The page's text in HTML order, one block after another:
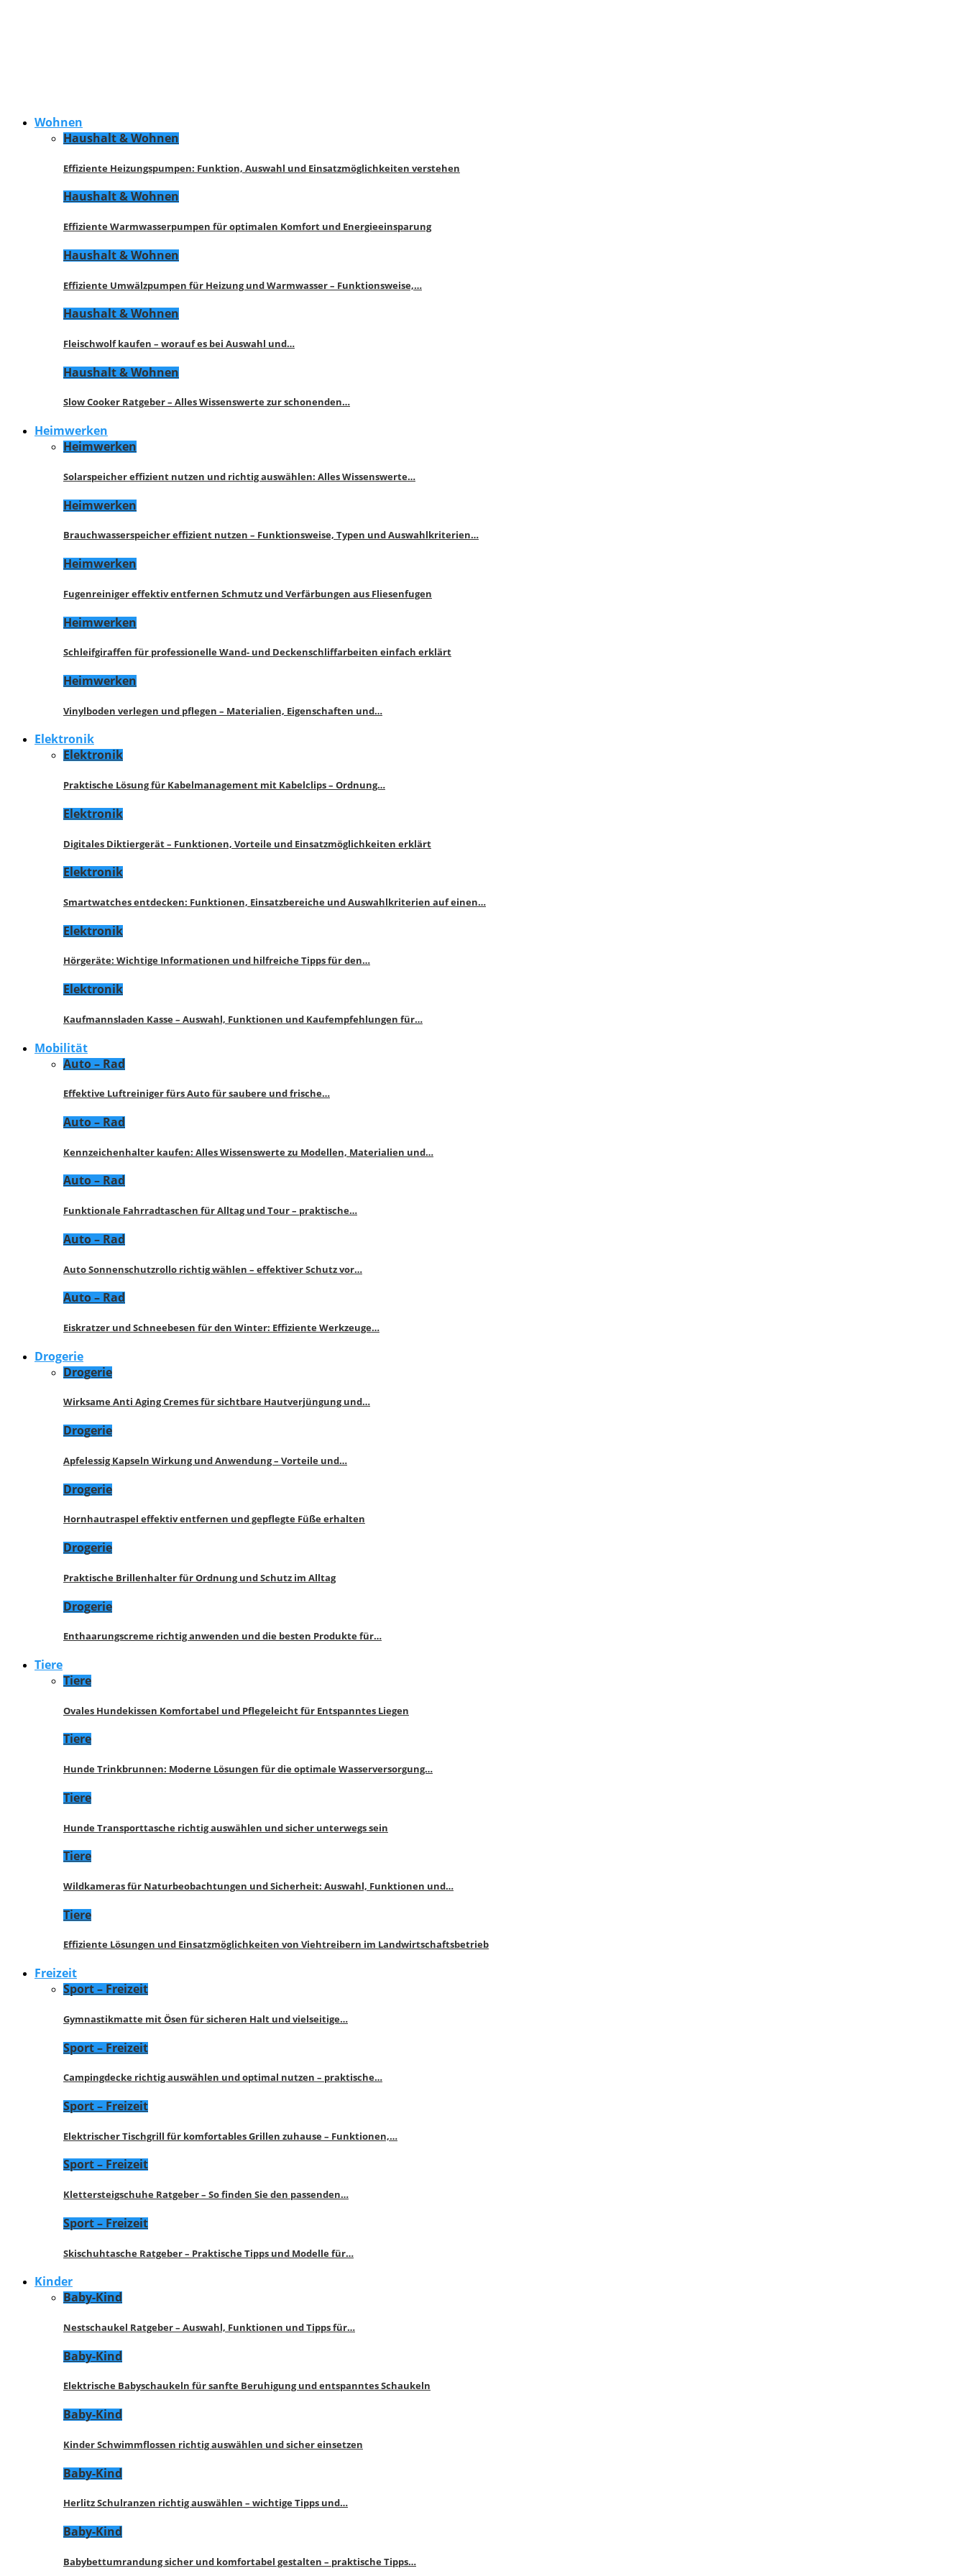
Wohnen
Haushalt & Wohnen
Effiziente Heizungspumpen: Funktion, Auswahl und Einsatzmöglichkeiten verstehen
Haushalt & Wohnen
Effiziente Warmwasserpumpen für optimalen Komfort und Energieeinsparung
Haushalt & Wohnen
Effiziente Umwälzpumpen für Heizung und Warmwasser – Funktionsweise,…
Haushalt & Wohnen
Fleischwolf kaufen – worauf es bei Auswahl und…
Haushalt & Wohnen
Slow Cooker Ratgeber – Alles Wissenswerte zur schonenden…
Heimwerken
Heimwerken
Solarspeicher effizient nutzen und richtig auswählen: Alles Wissenswerte…
Heimwerken
Brauchwasserspeicher effizient nutzen – Funktionsweise, Typen und Auswahlkriterien…
Heimwerken
Fugenreiniger effektiv entfernen Schmutz und Verfärbungen aus Fliesenfugen
Heimwerken
Schleifgiraffen für professionelle Wand- und Deckenschliffarbeiten einfach erklärt
Heimwerken
Vinylboden verlegen und pflegen – Materialien, Eigenschaften und…
Elektronik
Elektronik
Praktische Lösung für Kabelmanagement mit Kabelclips – Ordnung…
Elektronik
Digitales Diktiergerät – Funktionen, Vorteile und Einsatzmöglichkeiten erklärt
Elektronik
Smartwatches entdecken: Funktionen, Einsatzbereiche und Auswahlkriterien auf einen…
Elektronik
Hörgeräte: Wichtige Informationen und hilfreiche Tipps für den…
Elektronik
Kaufmannsladen Kasse – Auswahl, Funktionen und Kaufempfehlungen für…
Mobilität
Auto – Rad
Effektive Luftreiniger fürs Auto für saubere und frische…
Auto – Rad
Kennzeichenhalter kaufen: Alles Wissenswerte zu Modellen, Materialien und…
Auto – Rad
Funktionale Fahrradtaschen für Alltag und Tour – praktische…
Auto – Rad
Auto Sonnenschutzrollo richtig wählen – effektiver Schutz vor…
Auto – Rad
Eiskratzer und Schneebesen für den Winter: Effiziente Werkzeuge…
Drogerie
Drogerie
Wirksame Anti Aging Cremes für sichtbare Hautverjüngung und…
Drogerie
Apfelessig Kapseln Wirkung und Anwendung – Vorteile und…
Drogerie
Hornhautraspel effektiv entfernen und gepflegte Füße erhalten
Drogerie
Praktische Brillenhalter für Ordnung und Schutz im Alltag
Drogerie
Enthaarungscreme richtig anwenden und die besten Produkte für…
Tiere
Tiere
Ovales Hundekissen Komfortabel und Pflegeleicht für Entspanntes Liegen
Tiere
Hunde Trinkbrunnen: Moderne Lösungen für die optimale Wasserversorgung…
Tiere
Hunde Transporttasche richtig auswählen und sicher unterwegs sein
Tiere
Wildkameras für Naturbeobachtungen und Sicherheit: Auswahl, Funktionen und…
Tiere
Effiziente Lösungen und Einsatzmöglichkeiten von Viehtreibern im Landwirtschaftsbetrieb
Freizeit
Sport – Freizeit
Gymnastikmatte mit Ösen für sicheren Halt und vielseitige…
Sport – Freizeit
Campingdecke richtig auswählen und optimal nutzen – praktische…
Sport – Freizeit
Elektrischer Tischgrill für komfortables Grillen zuhause – Funktionen,…
Sport – Freizeit
Klettersteigschuhe Ratgeber – So finden Sie den passenden…
Sport – Freizeit
Skischuhtasche Ratgeber – Praktische Tipps und Modelle für…
Kinder
Baby-Kind
Nestschaukel Ratgeber – Auswahl, Funktionen und Tipps für…
Baby-Kind
Elektrische Babyschaukeln für sanfte Beruhigung und entspanntes Schaukeln
Baby-Kind
Kinder Schwimmflossen richtig auswählen und sicher einsetzen
Baby-Kind
Herlitz Schulranzen richtig auswählen – wichtige Tipps und…
Baby-Kind
Babybettumrandung sicher und komfortabel gestalten – praktische Tipps…